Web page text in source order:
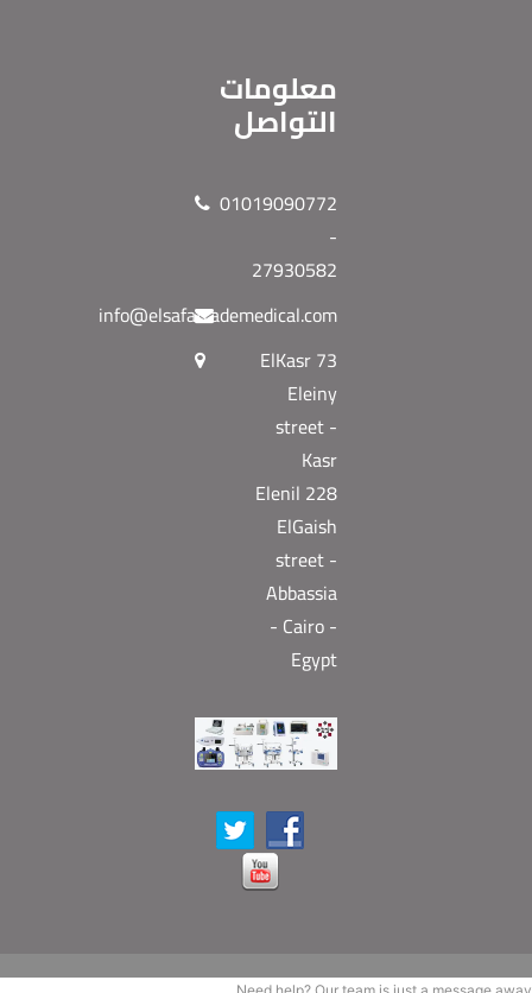
معلومات
التواصل
01019090772
-
27930582
info@elsafatrademedical.com
73 ElKasr
Eleiny
street -
Kasr
Elenil 228
ElGaish
street -
Abbassia
- Cairo -
Egypt